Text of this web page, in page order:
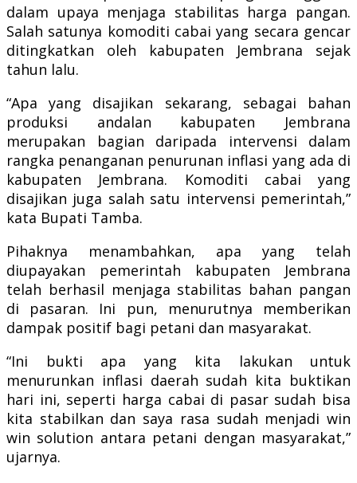
dalam upaya menjaga stabilitas harga pangan.
Salah satunya komoditi cabai yang secara gencar
ditingkatkan oleh kabupaten Jembrana sejak
tahun lalu.
“Apa yang disajikan sekarang, sebagai bahan
produksi andalan kabupaten Jembrana
merupakan bagian daripada intervensi dalam
rangka penanganan penurunan inflasi yang ada di
kabupaten Jembrana. Komoditi cabai yang
disajikan juga salah satu intervensi pemerintah,”
kata Bupati Tamba.
Pihaknya menambahkan, apa yang telah
diupayakan pemerintah kabupaten Jembrana
telah berhasil menjaga stabilitas bahan pangan
di pasaran. Ini pun, menurutnya memberikan
dampak positif bagi petani dan masyarakat.
“Ini bukti apa yang kita lakukan untuk
menurunkan inflasi daerah sudah kita buktikan
hari ini, seperti harga cabai di pasar sudah bisa
kita stabilkan dan saya rasa sudah menjadi win
win solution antara petani dengan masyarakat,”
ujarnya.